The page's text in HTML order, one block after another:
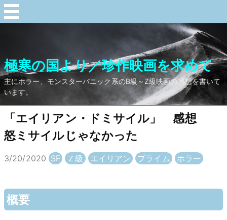
極寒の国より／珍作映画を求めて
主にホラー、モンスターパニック系のB級～Z級映画の感想を書いて
います。
「エイリアン・ドミサイル」 感想
怒ミサイルじゃなかった
3/20/2020 SF Ｚ級 エイリアン プライム ホラー
概要